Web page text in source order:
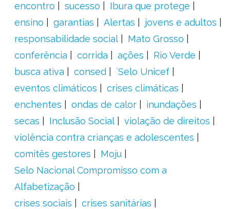
encontro
sucesso
Ibura que protege
ensino
garantias Alertas
jovens e adultos
responsabilidade social
Mato Grosso
conferência
corrida ações
Rio Verde
busca ativa
consed
´Selo Unicef
eventos climáticos
crises climáticas
enchentes
ondas de calor
inundações
secas
Inclusão Social
violação de direitos
violência contra crianças e adolescentes
comitês gestores
Moju
Selo Nacional Compromisso com a
Alfabetização
crises sociais
crises sanitárias